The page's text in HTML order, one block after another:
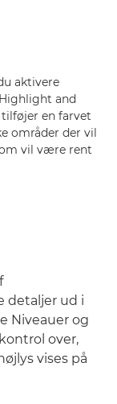
aktivere
and
en farvet
områder der vil
vil være rent
detaljer ud i
Niveauer og
over,
vises på